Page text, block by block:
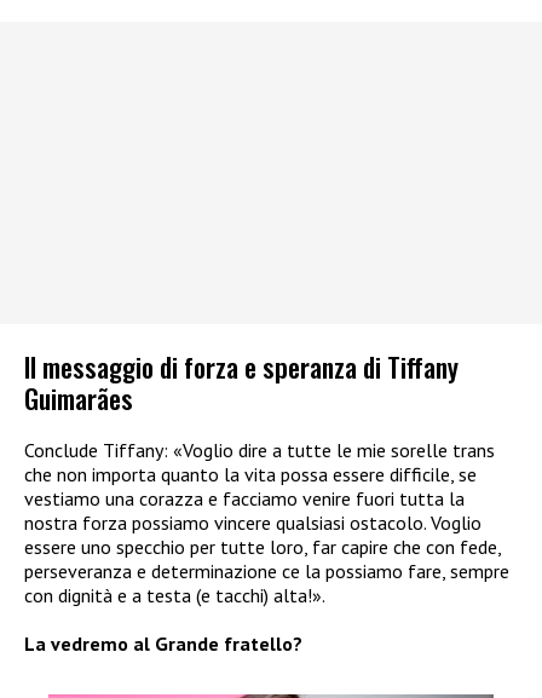
Il messaggio di forza e speranza di Tiffany
Guimarães
Conclude Tiffany: «Voglio dire a tutte le mie sorelle trans
che non importa quanto la vita possa essere difficile, se
vestiamo una corazza e facciamo venire fuori tutta la
nostra forza possiamo vincere qualsiasi ostacolo. Voglio
essere uno specchio per tutte loro, far capire che con fede,
perseveranza e determinazione ce la possiamo fare, sempre
con dignità e a testa (e tacchi) alta!».
La vedremo al Grande fratello?